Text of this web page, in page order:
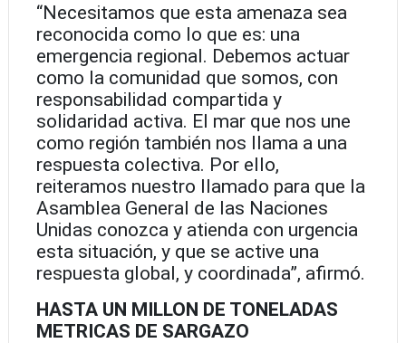
“Necesitamos que esta amenaza sea
reconocida como lo que es: una
emergencia regional. Debemos actuar
como la comunidad que somos, con
responsabilidad compartida y
solidaridad activa. El mar que nos une
como región también nos llama a una
respuesta colectiva. Por ello,
reiteramos nuestro llamado para que la
Asamblea General de las Naciones
Unidas conozca y atienda con urgencia
esta situación, y que se active una
respuesta global, y coordinada”, afirmó.
HASTA UN MILLON DE TONELADAS
METRICAS DE SARGAZO